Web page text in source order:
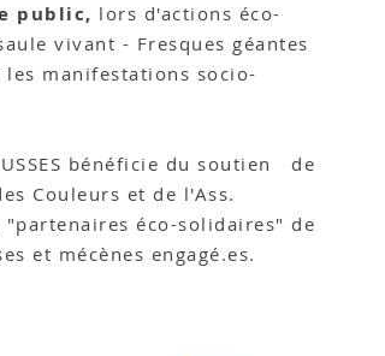
public, lors d'actions éco-
vivant - Fresques géantes
les manifestations socio-
bénéficie du soutien de
Couleurs et de l'Ass.
"partenaires éco-solidaires" de
et mécènes engagé.es.